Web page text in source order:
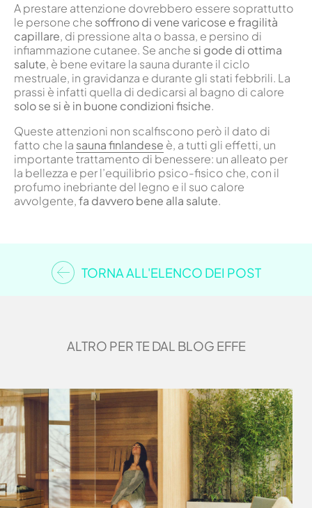
A prestare attenzione dovrebbero essere soprattutto
le persone che soffrono di vene varicose e fragilità
capillare, di pressione alta o bassa, e persino di
infiammazione cutanee. Se anche si gode di ottima
salute, è bene evitare la sauna durante il ciclo
mestruale, in gravidanza e durante gli stati febbrili. La
prassi è infatti quella di dedicarsi al bagno di calore
solo se si è in buone condizioni fisiche.
Queste attenzioni non scalfiscono però il dato di
fatto che la sauna finlandese è, a tutti gli effetti, un
importante trattamento di benessere: un alleato per
la bellezza e per l’equilibrio psico-fisico che, con il
profumo inebriante del legno e il suo calore
avvolgente,fa davvero bene alla salute.
TORNA ALL'ELENCO DEI POST
ALTRO PER TE DAL BLOG EFFE